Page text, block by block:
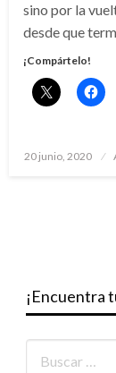
sino por la
desde que
¡Compártelo!
Publicado
20 junio, 2020
¡Encuentra